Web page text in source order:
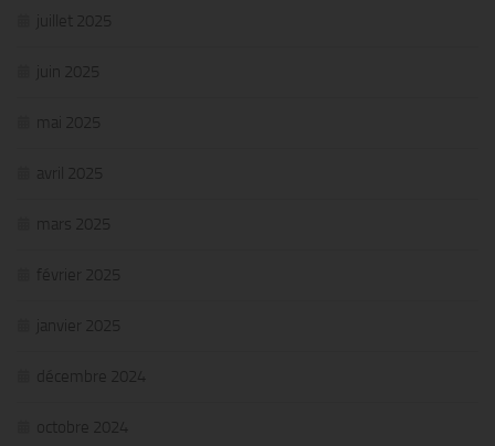
juillet 2025
juin 2025
mai 2025
avril 2025
mars 2025
février 2025
janvier 2025
décembre 2024
octobre 2024